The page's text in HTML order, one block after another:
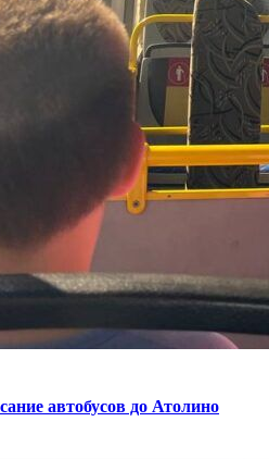
автобусов до Атолино